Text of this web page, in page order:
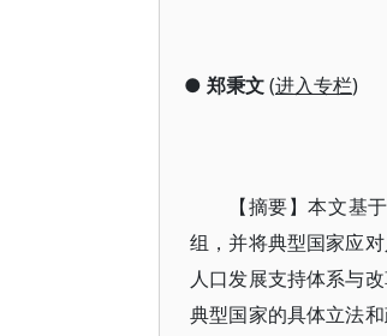
● 郑秉文(进入专栏)
【摘要】本文基
组，并将典型国家应
人口发展支持体系与
典型国家的具体立法